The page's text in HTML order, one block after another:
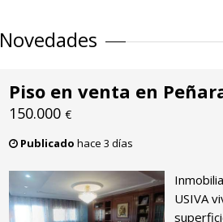
Novedades
Piso en venta en
150.000 €
Publicado hace 3 días
USIVA